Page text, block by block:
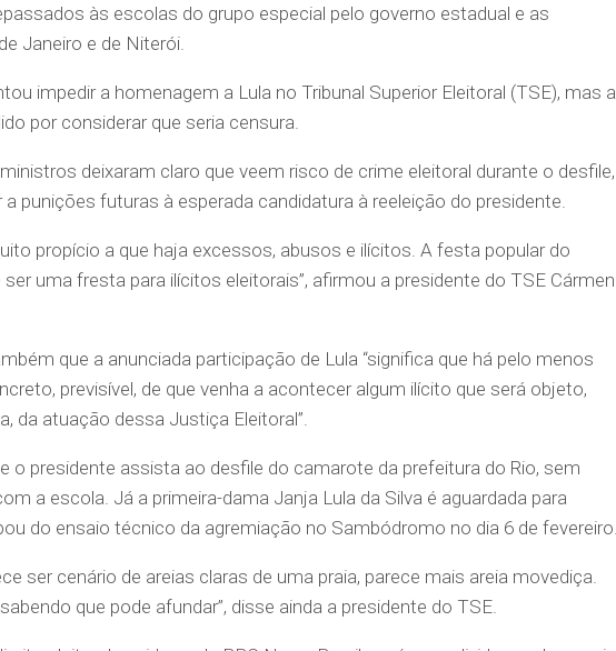
às escolas do grupo especial pelo governo estadual e as
Janeiro e de Niterói.
impedir a homenagem a Lula no Tribunal Superior Eleitoral (TSE), mas a
por considerar que seria censura.
deixaram claro que veem risco de crime eleitoral durante o desfile,
a punições futuras à esperada candidatura à reeleição do presidente.
propício a que haja excessos, abusos e ilícitos. A festa popular do
ser uma fresta para ilícitos eleitorais”, afirmou a presidente do TSE Cármen
que a anunciada participação de Lula “significa que há pelo menos
previsível, de que venha a acontecer algum ilícito que será objeto,
da atuação dessa Justiça Eleitoral”.
o presidente assista ao desfile do camarote da prefeitura do Rio, sem
a escola. Já a primeira-dama Janja Lula da Silva é aguardada para
do ensaio técnico da agremiação no Sambódromo no dia 6 de fevereiro.
ser cenário de areias claras de uma praia, parece mais areia movediça.
que pode afundar”, disse ainda a presidente do TSE.